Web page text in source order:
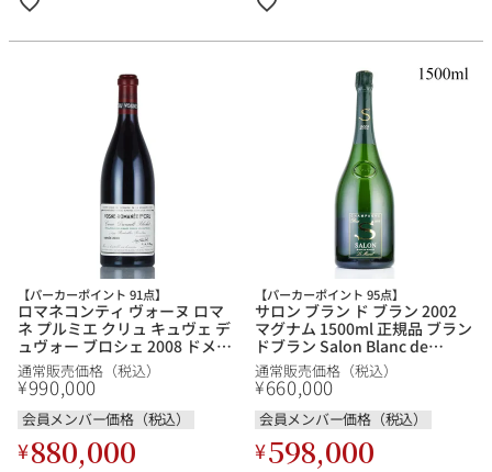
【パーカーポイント 91点】
ロマネコンティ ヴォーヌ ロマ
ネ プルミエ クリュ キュヴェ デ
ュヴォー ブロシェ 2008 ドメー
ヌ ド ラ ロマネ コンティ DRC
Vosne Romanee 1er Cru
Cuvee Duvault Blochet ヴォー
ヌロマネ フランス ブルゴーニ
ュ 赤ワイン
通常販売価格（税込）
¥990,000
会員メンバー価格（税込）
¥880,000
【パーカーポイント 95点】
サロン ブラン ド ブラン 2002
マグナム 1500ml 正規品 ブラン
ドブラン Salon Blanc de
Blancs フランス シャンパン シ
ャンパーニュ
通常販売価格（税込）
¥660,000
会員メンバー価格（税込）
¥598,000